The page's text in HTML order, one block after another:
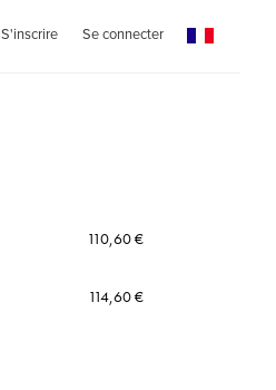
S'inscrire Se connecter
110,60 €
114,60 €